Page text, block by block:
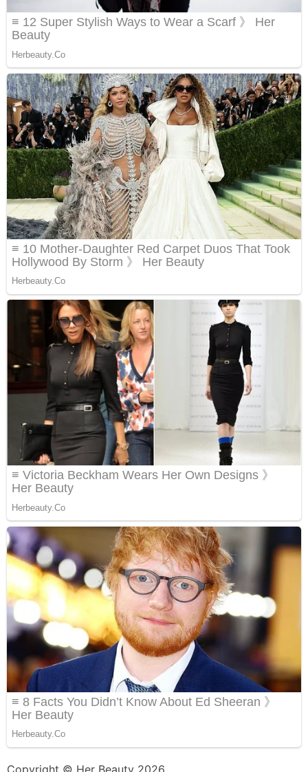
Copyright © Her Beauty 2026